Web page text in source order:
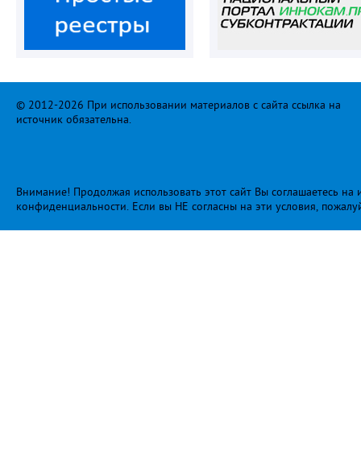
© 2012-2026 При использовании материалов с сайта ссылка на
источник обязательна.
Внимание! Продолжая использовать этот сайт Вы соглашаетесь
конфиденциальности. Если вы НЕ согласны на эти условия,